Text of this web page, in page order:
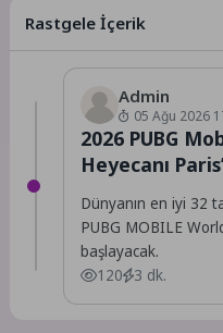
başlayacak....
Rastgele İçerik
Admin
05 Ağu 2026
2026 PUBG
Heyecanı
Dünyanın en iyi 32
PUBG MOBILE
başlayacak.
120
3 dk.